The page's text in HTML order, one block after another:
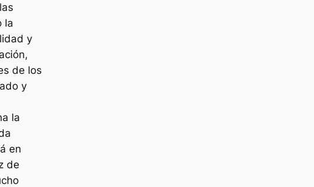
la
y
de los
y
la
en
de